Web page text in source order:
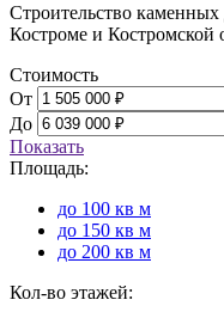
Строительство
Костроме и Костромской
Стоимость
От
До
Показать
Площадь:
до 100 кв м
до 150 кв м
до 200 кв м
Кол-во этажей: